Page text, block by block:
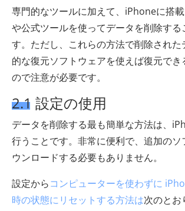
専門的なツールに加えて、iPhoneに搭
や公式ツールを使ってデータを削除する
す。ただし、これらの方法で削除された
的な復元ソフトウェアを使えば復元でき
ので注意が必要です。
2.1 設定の使用
データを削除する最も簡単な方法は、
行うことです。非常に便利で、追加の
ウンロードする必要もありません。
設定からコンピューターを使わずに
時の状態にリセットする方法は次のとお